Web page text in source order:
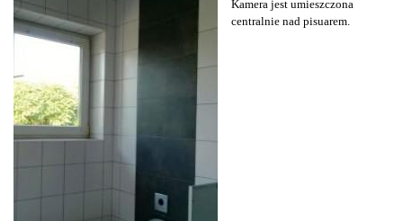
Kamera jest umieszczona
centralnie nad pisuarem.